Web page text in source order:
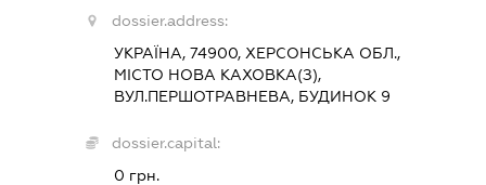
dossier.address:
УКРАЇНА, 74900, ХЕРСОНСЬКА ОБЛ.,
МІСТО НОВА КАХОВКА(З),
ВУЛ.ПЕРШОТРАВНЕВА, БУДИНОК 9
dossier.capital:
0 грн.